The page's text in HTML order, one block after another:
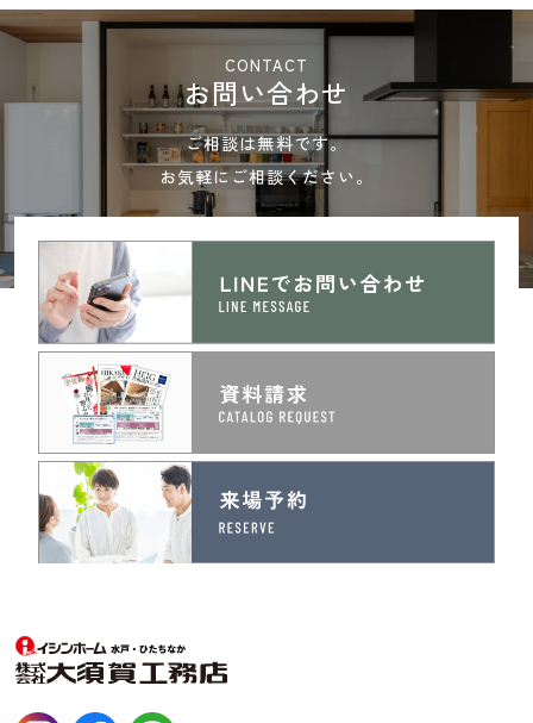
CONTACT
お問い合わせ
ご相談は無料です。
お気軽にご相談ください。